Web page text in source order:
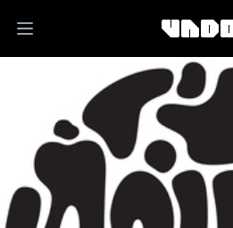
Open main menu